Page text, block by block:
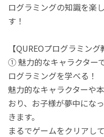
ログラミングの知識を楽
す！
【QUREOプログラミング
① 魅力的なキャラクター
ログラミングを学べる！
魅力的なキャラクターや
おり、お子様が夢中にな
きます。
まるでゲームをクリアし